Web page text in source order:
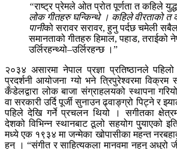
“राष्ट्र प्रेमले ओत प्रोत पूर्णता त कहिले युद्ध
लोक गीतहरु घन्किन्थे । कहिले वीरताको
पानीको सरावर सरावर, हुनु पर्दछ चमेली
समानताको गीतहरु हिमाल, पहाड, तराईको
उर्लिरहन्थ्यो–उर्लिरहन्छ ।”
२०३४ असारमा नेपाल प्रज्ञा प्रतिष्ठानले
प्रदर्शनी आयोजना ग्यो भने त्रिपुरेश्वरमा
कँडेलद्वारा लोक बाजा संग्राहलयको स्थापना
वा सरकारी उर्दि पूर्जी सुनाउन ढ्वाङ्ग्रो पिट्ने र
पहिले देखि गर्ने प्रचलन थियो । सगीतका
देशको विभिन्न स्थानबाट ठूलो सहयोग पु्याएको
मध्ये एक १९३४ मा जन्मेका खोपासीका महन्त
हुन् । “संगीत र साहित्यकला मानवमा नहुनु अधुरो